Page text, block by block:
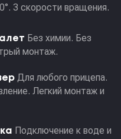
3 скорости вращения.
Без химии. Без
монтаж.
Для любого прицепа.
Легкий монтаж и
Подключение к воде и